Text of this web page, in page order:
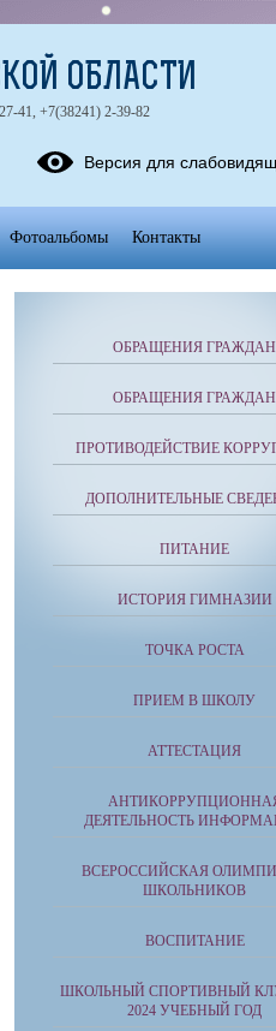
ОБРАЩЕНИЯ ГРАЖДАН
ОБРАЩЕНИЯ ГРАЖДАН
ПРОТИВОДЕЙСТВИЕ
ДОПОЛНИТЕЛЬНЫЕ
ПИТАНИЕ
ИСТОРИЯ ГИМНАЗИИ
ТОЧКА РОСТА
ПРИЕМ В ШКОЛУ
АТТЕСТАЦИЯ
ДЕЯТЕЛЬНОСТЬ
ВСЕРОССИЙСКАЯ
ШКОЛЬНИКОВ
ВОСПИТАНИЕ
ШКОЛЬНЫЙ СПОРТИВНЫЙ
2024 УЧЕБНЫЙ ГОД
ОБЛАСТИ
41, +7(38241) 2-39-82
Версия для
Фотоальбомы Контакты